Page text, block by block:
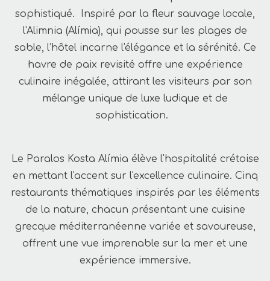
sophistiqué. Inspiré par la fleur sauvage locale,
l'Alimnia (Alímia), qui pousse sur les plages de
sable, l’hôtel incarne l'élégance et la sérénité. Ce
havre de paix revisité offre une expérience
culinaire inégalée, attirant les visiteurs par son
mélange unique de luxe ludique et de
sophistication.
Le Paralos Kosta Alímia élève l'hospitalité crétoise
en mettant l'accent sur l'excellence culinaire. Cinq
restaurants thématiques inspirés par les éléments
de la nature, chacun présentant une cuisine
grecque méditerranéenne variée et savoureuse,
offrent une vue imprenable sur la mer et une
expérience immersive.